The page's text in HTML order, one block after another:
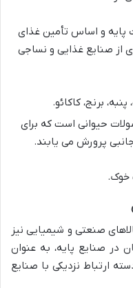
پایه و اساس تأمین غذای
از صنایع غذایی و نساجی
برنج، کاکائو.
حیوانی است که برای
پرورش می یابند.
خوک.
صنعتی و شیمیایی نیز
در صنایع پایه، به عنوان
ارتباط نزدیکی با صنایع